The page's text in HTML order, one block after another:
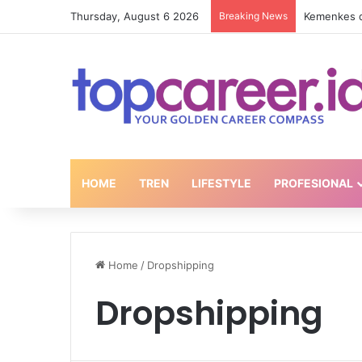
Thursday, August 6 2026 Breaking News
HOME TREN LIFESTYLE PROFESIONAL
Home / Dropshipping
Dropshipping